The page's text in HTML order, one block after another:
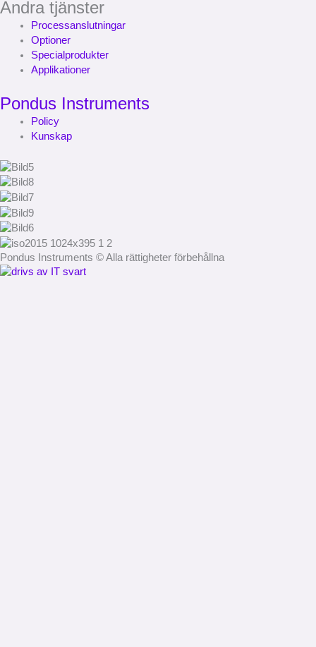
Andra tjänster
Processanslutningar
Optioner
Specialprodukter
Applikationer
Pondus Instruments
Policy
Kunskap
Pondus Instruments © Alla rättigheter förbehållna